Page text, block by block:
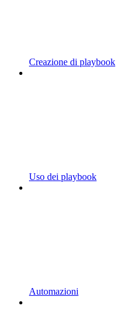
Creazione di playbook
Uso dei playbook
Automazioni